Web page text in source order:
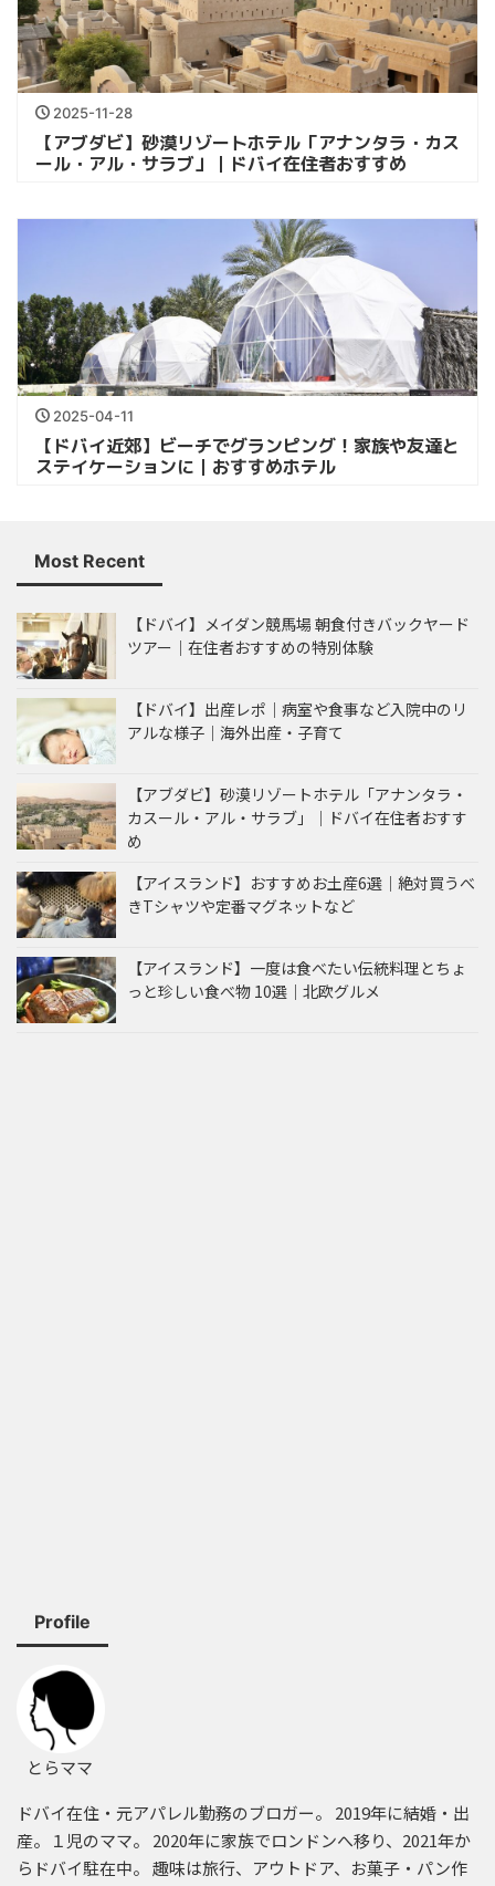
2025-11-28
【アブダビ】砂漠リゾートホテル「アナンタラ・カス
ール・アル・サラブ」｜ドバイ在住者おすすめ
2025-04-11
【ドバイ近郊】ビーチでグランピング！家族や友達と
ステイケーションに｜おすすめホテル
Most Recent
【ドバイ】メイダン競馬場 朝食付きバックヤード
ツアー｜在住者おすすめの特別体験
【ドバイ】出産レポ｜病室や食事など入院中のリ
アルな様子｜海外出産・子育て
【アブダビ】砂漠リゾートホテル「アナンタラ・
カスール・アル・サラブ」｜ドバイ在住者おすす
め
【アイスランド】おすすめお土産6選｜絶対買うべ
きTシャツや定番マグネットなど
【アイスランド】一度は食べたい伝統料理とちょ
っと珍しい食べ物 10選｜北欧グルメ
Profile
とらママ
ドバイ在住・元アパレル勤務のブロガー。 2019年に結婚・出
産。１児のママ。 2020年に家族でロンドンへ移り、2021年か
らドバイ駐在中。 趣味は旅行、アウトドア、お菓子・パン作